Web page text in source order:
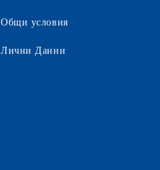
Общи условия
Лични Данни